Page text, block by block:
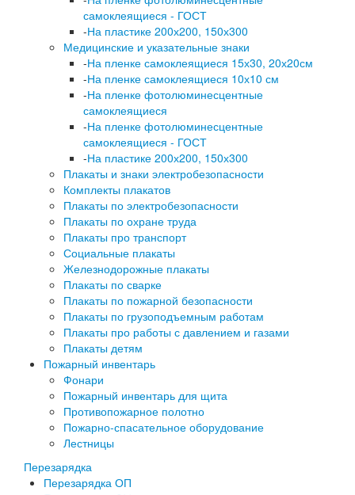
самоклеящиеся - ГОСТ
-На пластике 200х200, 150х300
Медицинские и указательные знаки
-На пленке самоклеящиеся 15х30, 20х20см
-На пленке самоклеящиеся 10х10 см
-На пленке фотолюминесцентные
самоклеящиеся
-На пленке фотолюминесцентные
самоклеящиеся - ГОСТ
-На пластике 200х200, 150х300
Плакаты и знаки электробезопасности
Комплекты плакатов
Плакаты по электробезопасности
Плакаты по охране труда
Плакаты про транспорт
Социальные плакаты
Железнодорожные плакаты
Плакаты по сварке
Плакаты по пожарной безопасности
Плакаты по грузоподъемным работам
Плакаты про работы с давлением и газами
Плакаты детям
Пожарный инвентарь
Фонари
Пожарный инвентарь для щита
Противопожарное полотно
Пожарно-спасательное оборудование
Лестницы
Перезарядка
Перезарядка ОП